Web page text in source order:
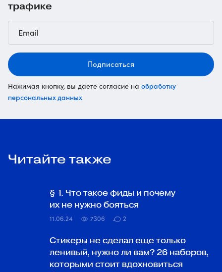
трафике
Подписаться
Нажимая кнопку, вы даете согласие на обработку
персональных данных
Читайте также
§ 1. Что такое фиды и почему
их не нужно бояться
11.06.24 7306 2
Стикеры не сделал еще только
ленивый, нужно ли вам? 26 наборов,
которыми стоит вдохновиться